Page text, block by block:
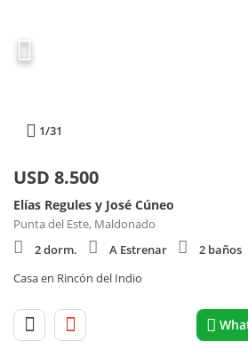
1/31
USD 8.500
Elías Regules y José Cúneo
Punta del Este, Maldonado
2 dorm.
A Estrenar
2 baños
Casa en Rincón del Indio